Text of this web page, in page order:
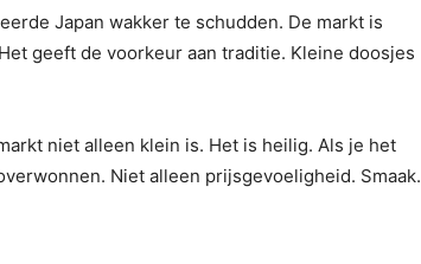
Japan wakker te schudden. De markt is
geeft de voorkeur aan traditie. Kleine doosjes
niet alleen klein is. Het is heilig. Als je het
Niet alleen prijsgevoeligheid. Smaak.